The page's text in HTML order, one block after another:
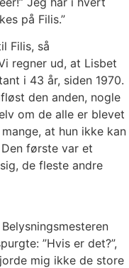
på Filis.”
Filis, så
regner ud, at Lisbet
i 43 år, siden 1970.
den anden, nogle
om de alle er blevet
at hun ikke kan
første var et
de fleste andre
”Hvis er det?”,
mig ikke de store